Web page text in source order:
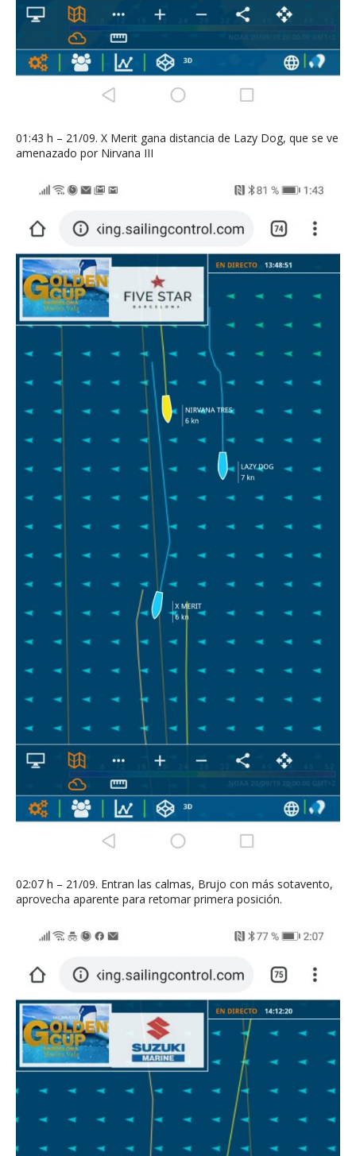
01:43 h – 21/09. X Merit gana distancia de Lazy Dog, que se ve
amenazado por Nirvana III
02:07 h – 21/09. Entran las calmas, Brujo con más sotavento,
aprovecha aparente para retomar primera posición.